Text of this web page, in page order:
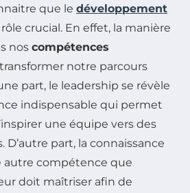
que le développement
crucial. En effet, la manière
nos compétences
notre parcours
part, le leadership se révèle
indispensable qui permet
une équipe vers des
part, la connaissance
autre compétence que
doit maîtriser afin de